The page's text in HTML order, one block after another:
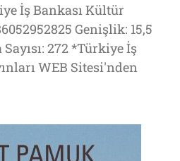
İş Bankası Kültür
Genişlik: 15,5
272 *Türkiye İş
WEB Sitesi'nden